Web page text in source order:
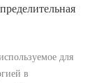
для
в